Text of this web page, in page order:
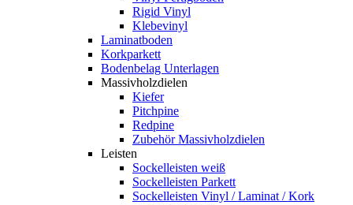
Rigid Vinyl
Klebevinyl
Laminatboden
Korkparkett
Bodenbelag Unterlagen
Massivholzdielen
Kiefer
Pitchpine
Redpine
Zubehör Massivholzdielen
Leisten
Sockelleisten weiß
Sockelleisten Parkett
Sockelleisten Vinyl / Laminat / Kork